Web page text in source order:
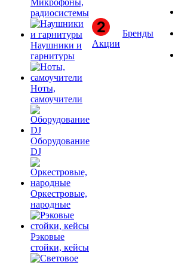
Микрофоны,
радиосистемы
Наушники и
гарнитуры
Ноты,
самоучители
Оборудование
DJ
Оркестровые,
народные
Рэковые
стойки, кейсы
Акции
Бренды